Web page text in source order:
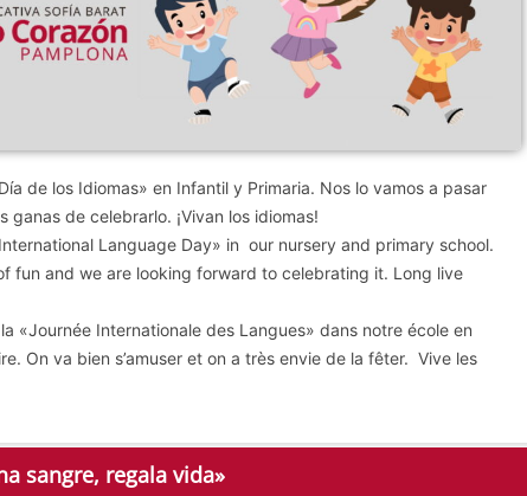
de los Idiomas» en Infantil y Primaria. Nos lo vamos a pasar
ganas de celebrarlo. ¡Vivan los idiomas!
Language Day» in our nursery and primary school.
fun and we are looking forward to celebrating it. Long live
«Journée Internationale des Langues» dans notre école en
On va bien s’amuser et on a très envie de la fêter. Vive les
sangre, regala vida»